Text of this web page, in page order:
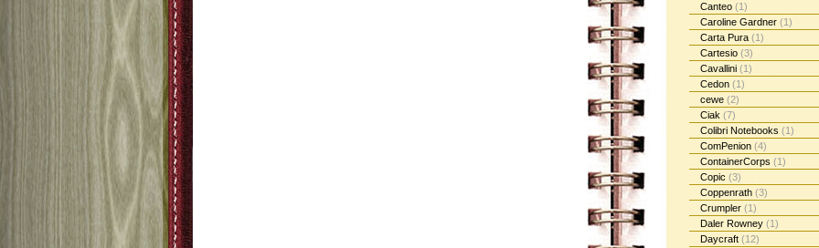
Canteo (1)
Caroline Gardner (1)
Carta Pura (1)
Cartesio (3)
Cavallini (1)
Cedon (1)
cewe (2)
Ciak (7)
Colibri Notebooks (1)
ComPenion (4)
ContainerCorps (1)
Copic (3)
Coppenrath (3)
Crumpler (1)
Daler Rowney (1)
Daycraft (12)